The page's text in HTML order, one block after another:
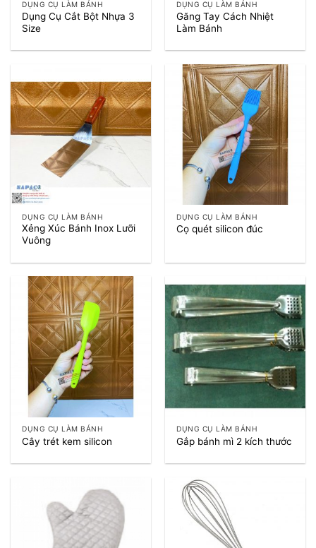
DỤNG CỤ LÀM BÁNH
Dụng Cụ Cắt Bột Nhựa 3
Size
DỤNG CỤ LÀM BÁNH
Găng Tay Cách Nhiệt
Làm Bánh
DỤNG CỤ LÀM BÁNH
Xẻng Xúc Bánh Inox Lưỡi
Vuông
DỤNG CỤ LÀM BÁNH
Cọ quét silicon đúc
DỤNG CỤ LÀM BÁNH
Cây trét kem silicon
DỤNG CỤ LÀM BÁNH
Gắp bánh mì 2 kích thước